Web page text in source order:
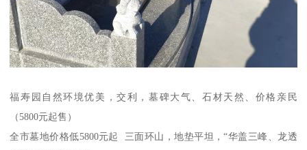
福寿园自然环境优美，交利，墓碑大气、石材天然、价格亲民
（5800元起售）
全市墓地价格低5800元起 三面环山，地垫平坦，“华盖三峰、龙透